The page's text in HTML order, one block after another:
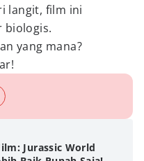
langit, film ini
biologis.
yang mana?
Jurassic World